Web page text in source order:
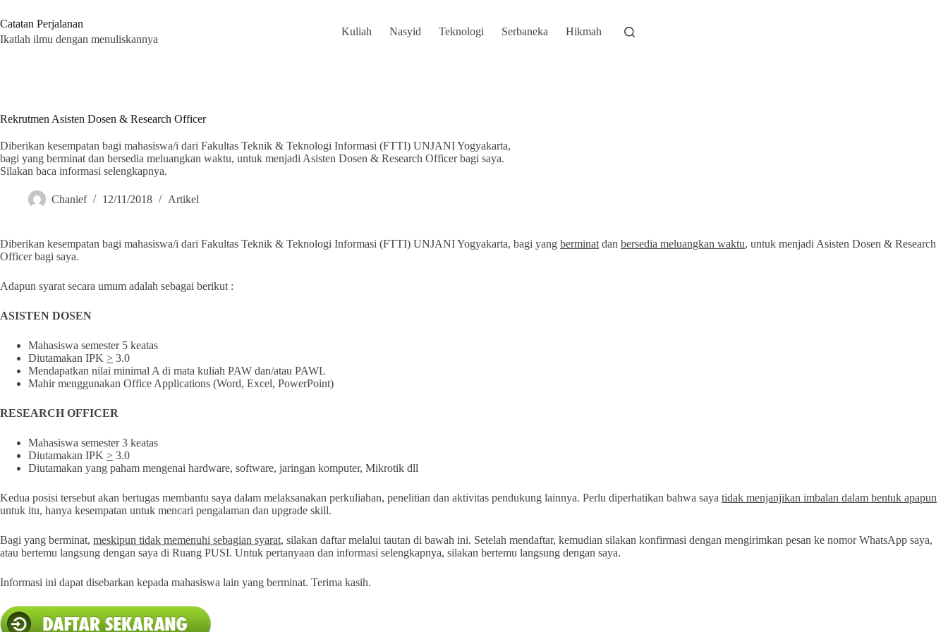
to
content
Catatan Perjalanan
Ikatlah ilmu dengan menuliskannya
Kuliah Nasyid Teknologi Serbaneka Hikmah
Rekrutmen Asisten Dosen & Research Officer
Diberikan kesempatan bagi mahasiswa/i dari Fakultas Teknik & Teknologi Informasi (FTTI) UNJANI Yogyakarta,
bagi yang berminat dan bersedia meluangkan waktu, untuk menjadi Asisten Dosen & Research Officer bagi saya.
Silakan baca informasi selengkapnya.
Chanief 12/11/2018 Artikel
Diberikan kesempatan bagi mahasiswa/i dari Fakultas Teknik & Teknologi Informasi (FTTI) UNJANI Yogyakarta, bagi yang berminat dan bersedia meluangkan waktu, untuk menjadi Asisten Dosen & Research
Officer bagi saya.
Adapun syarat secara umum adalah sebagai berikut :
ASISTEN DOSEN
Mahasiswa semester 5 keatas
Diutamakan IPK > 3.0
Mendapatkan nilai minimal A di mata kuliah PAW dan/atau PAWL
Mahir menggunakan Office Applications (Word, Excel, PowerPoint)
RESEARCH OFFICER
Mahasiswa semester 3 keatas
Diutamakan IPK > 3.0
Diutamakan yang paham mengenai hardware, software, jaringan komputer, Mikrotik dll
Kedua posisi tersebut akan bertugas membantu saya dalam melaksanakan perkuliahan, penelitian dan aktivitas pendukung lainnya. Perlu diperhatikan bahwa saya tidak menjanjikan imbalan dalam bentuk apapun
untuk itu, hanya kesempatan untuk mencari pengalaman dan upgrade skill.
Bagi yang berminat, meskipun tidak memenuhi sebagian syarat, silakan daftar melalui tautan di bawah ini. Setelah mendaftar, kemudian silakan konfirmasi dengan mengirimkan pesan ke nomor WhatsApp saya,
atau bertemu langsung dengan saya di Ruang PUSI. Untuk pertanyaan dan informasi selengkapnya, silakan bertemu langsung dengan saya.
Informasi ini dapat disebarkan kepada mahasiswa lain yang berminat. Terima kasih.